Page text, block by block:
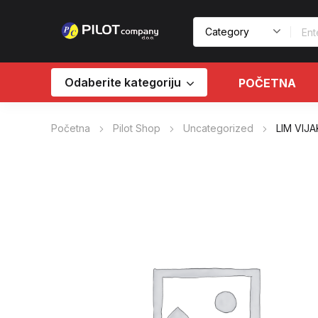
Odaberite kategoriju POČETNA
Početna Pilot Shop Uncategorized LIM